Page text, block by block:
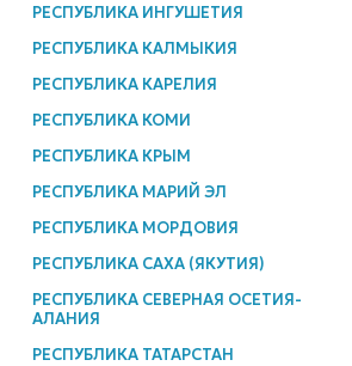
РЕСПУБЛИКА ИНГУШЕТИЯ
РЕСПУБЛИКА КАЛМЫКИЯ
РЕСПУБЛИКА КАРЕЛИЯ
РЕСПУБЛИКА КОМИ
РЕСПУБЛИКА КРЫМ
РЕСПУБЛИКА МАРИЙ ЭЛ
РЕСПУБЛИКА МОРДОВИЯ
РЕСПУБЛИКА САХА (ЯКУТИЯ)
РЕСПУБЛИКА СЕВЕРНАЯ ОСЕТИЯ-
АЛАНИЯ
РЕСПУБЛИКА ТАТАРСТАН